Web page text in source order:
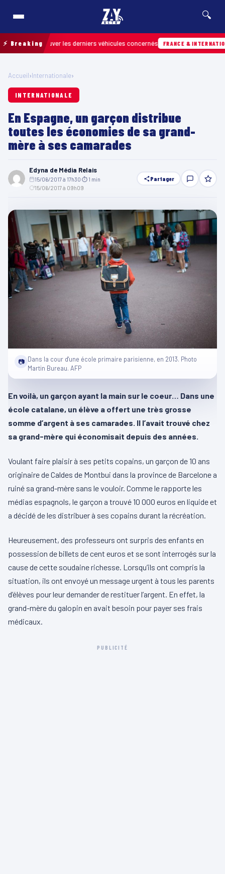
🔍
⚡ Breaking
retrouver les derniers véhicules concernés FRANCE & INTERNATIONALE
Accueil›Internationale›
INTERNATIONALE
En Espagne, un garçon distribue
toutes les économies de sa grand-
mère à ses camarades
Edyna de Média Relais
15/06/2017 à 17h30 ⏱ 1 min
15/06/2017 à 09h09
Partager
📷 Dans la cour d'une école primaire parisienne, en 2013. Photo
Martin Bureau. AFP
En voilà, un garçon ayant la main sur le coeur… Dans une
école catalane, un élève a offert une très grosse
somme d’argent à ses camarades. Il l’avait trouvé chez
sa grand-mère qui économisait depuis des années.
Voulant faire plaisir à ses petits copains, un garçon de 10 ans
originaire de Caldes de Montbui dans la province de Barcelone a
ruiné sa grand-mère sans le vouloir. Comme le rapporte les
médias espagnols, le garçon a trouvé 10 000 euros en liquide et
a décidé de les distribuer à ses copains durant la récréation.
Heureusement, des professeurs ont surpris des enfants en
possession de billets de cent euros et se sont interrogés sur la
cause de cette soudaine richesse. Lorsqu’ils ont compris la
situation, ils ont envoyé un message urgent à tous les parents
d’élèves pour leur demander de restituer l’argent. En effet, la
grand-mère du galopin en avait besoin pour payer ses frais
médicaux.
PUBLICITÉ